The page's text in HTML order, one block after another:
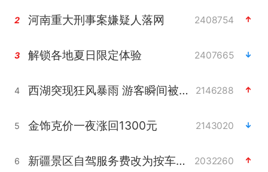
2 河南重大刑事案嫌疑人落网 2408754
3 解锁各地夏日限定体验 2407665
4 西湖突现狂风暴雨 游客瞬间被浇透 2146288
5 金饰克价一夜涨回1300元 2143020
6 新疆景区自驾服务费改为按车收费 2032260